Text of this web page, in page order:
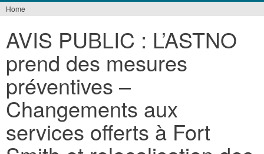
are
here
Home
AVIS PUBLIC : L’ASTNO
prend des mesures
préventives –
Changements aux
services offerts à Fort